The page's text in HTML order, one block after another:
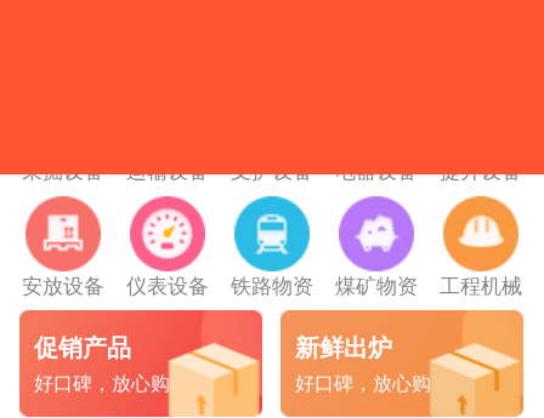
采掘设备 运输设备 支护设备 电器设备 提升设备
安放设备 仪表设备 铁路物资 煤矿物资 工程机械
促销产品
好口碑，放心购
新鲜出炉
好口碑，放心购